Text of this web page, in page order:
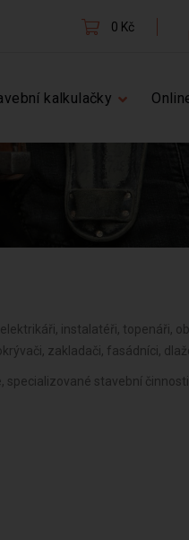
0 Kč
kalkulačky
instalatéři, topenáři,
zakladači, fasádníci,
specializované stavební